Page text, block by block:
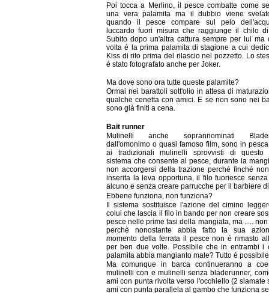
Poi tocca a Merlino, il pesce combatte come
una vera palamita ma il dubbio viene
quando il pesce compare sul pelo
luccardo fuori misura che raggiunge il chilo
Subito dopo un'altra cattura sempre per lui ma
volta é la prima palamita di stagione a cui
Kiss di rito prima del rilascio nel pozzetto. Lo
é stato fotografato anche per Joker.
Ma dove sono ora tutte queste palamite?
Ormai nei barattoli sott'olio in attesa di
qualche cenetta con amici. E se non sono nei
sono già finiti a cena.
Bait runner
Mulinelli anche soprannominati
dall'omonimo o quasi famoso film, sono in
ai tradizionali mulinelli sprovvisti di questo
sistema che consente al pesce, durante la
non accorgersi della trazione perché finché
inserita la leva opportuna, il filo fuoriesce senza
alcuno e senza creare parrucche per il barbiere
Ebbene funziona, non funziona?
Il sistema sostituisce l'azione del cimino
colui che lascia il filo in bando per non creare
pesce nelle prime fasi della mangiata, ma .....
perchè nonostante abbia fatto la sua
momento della ferrata il pesce non é rimasto
per ben due volte. Possibile che in entrambi i
palamita abbia mangianto male? Tutto è
Ma comunque in barca continueranno a
mulinelli con e mulinelli senza bladerunner,
ami con punta rivolta verso l'occhiello (2 slamate
ami con punta parallela al gambo che funziona